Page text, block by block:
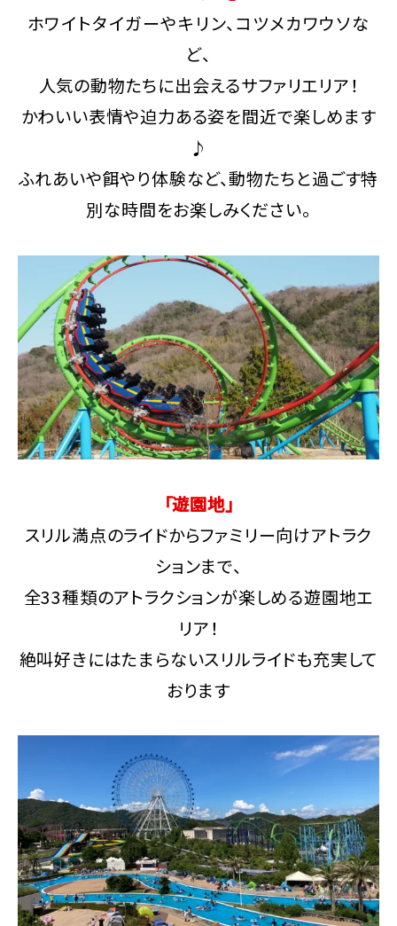
ホワイトタイガーやキリン、コツメカワウソな
ど、
人気の動物たちに出会えるサファリエリア！
かわいい表情や迫力ある姿を間近で楽しめます
♪
ふれあいや餌やり体験など、動物たちと過ごす特
別な時間をお楽しみください。
「遊園地」
スリル満点のライドからファミリー向けアトラク
ションまで、
全33種類のアトラクションが楽しめる遊園地エ
リア！
絶叫好きにはたまらないスリルライドも充実して
おります